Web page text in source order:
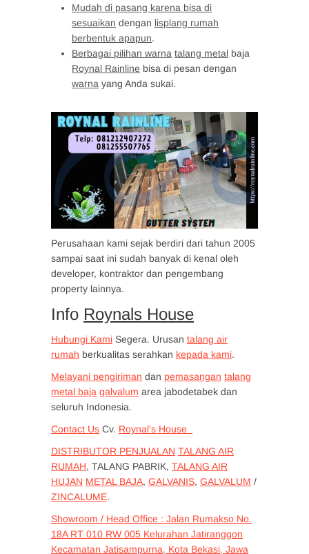
Mudah di pasang karena bisa di
sesuaikan dengan lisplang rumah
berbentuk apapun.
Berbagai pilihan warna talang metal baja
Roynal Rainline bisa di pesan dengan
warna yang Anda sukai.
Perusahaan kami sejak berdiri dari tahun 2005
sampai saat ini sudah banyak di kenal oleh
developer, kontraktor dan pengembang
property lainnya.
Info Roynals House
Hubungi Kami Segera. Urusan talang air
rumah berkualitas serahkan kepada kami.
Melayani pengiriman dan pemasangan talang
metal baja galvalum area jabodetabek dan
seluruh Indonesia.
Contact Us Cv. Roynal’s House
DISTRIBUTOR PENJUALAN TALANG AIR
RUMAH, TALANG PABRIK, TALANG AIR
HUJAN METAL BAJA, GALVANIS, GALVALUM /
ZINCALUME.
Showroom / Head Office : Jalan Rumakso No.
18A RT 010 RW 005 Kelurahan Jatiranggon
Kecamatan Jatisampurna, Kota Bekasi, Jawa